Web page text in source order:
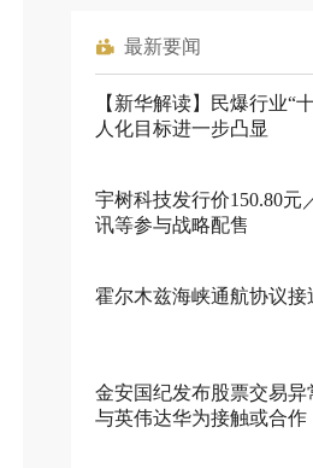
最新要闻
【新华解读】民爆行业“
人化目标进一步凸显
宇树科技发行价150.80元
讯等参与战略配售
霍尔木兹海峡通航协议接
金安国纪发布股票交易异
与英伟达华为接触或合作